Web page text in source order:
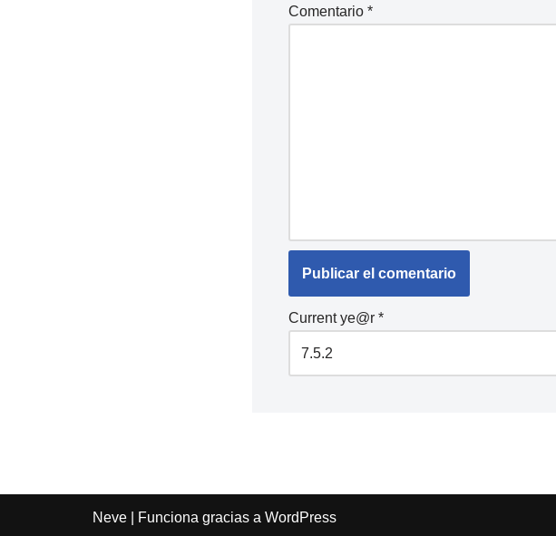
Comentario *
Current ye@r *
Neve | Funciona gracias a WordPress